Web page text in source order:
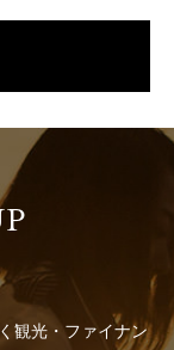
観光・ファイナン